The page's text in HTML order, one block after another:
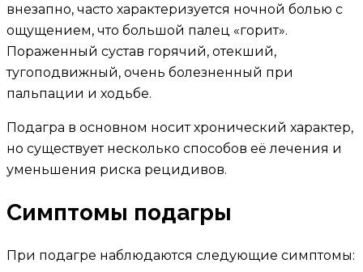
внезапно, часто характеризуется ночной болью с
ощущением, что большой палец «горит».
Пораженный сустав горячий, отекший,
тугоподвижный, очень болезненный при
пальпации и ходьбе.
Подагра в основном носит хронический характер,
но существует несколько способов её лечения и
уменьшения риска рецидивов.
Симптомы подагры
При подагре наблюдаются следующие симптомы: